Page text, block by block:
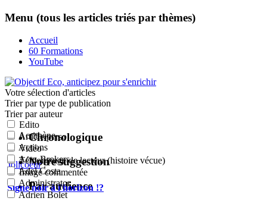
Menu (tous les articles triés par thèmes)
Accueil
60 Formations
YouTube
Votre sélection d'articles
Trier par type de publication
Edito
Article perso
Vidéo
Témoignage de lecteur (histoire vécue)
Image commentée
Trier par auteur
Acrithène
Actions
Actu-Brokers
Adel Costa
Administrator
Adrien Bolet
Chronologique
Notre suggestion
Par audience
Jolicoeur:
Signe noir à l'horizon !?